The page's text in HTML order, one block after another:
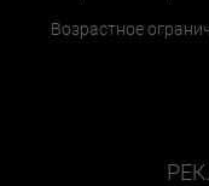
Возрастное